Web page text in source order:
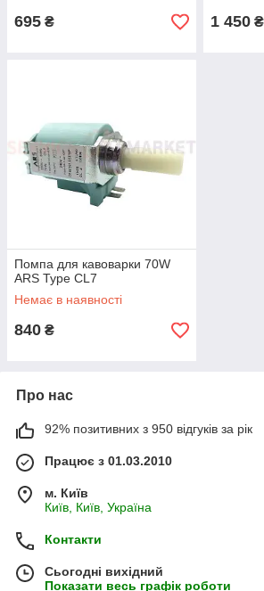
695 ₴ 1 450 ₴
Помпа для кавоварки 70W
ARS Type CL7
Немає в наявності
840 ₴
Про нас
92% позитивних з 950 відгуків за рік
Працює з 01.03.2010
м. Київ
Київ, Київ, Україна
Контакти
Сьогодні вихідний
Показати весь графік роботи